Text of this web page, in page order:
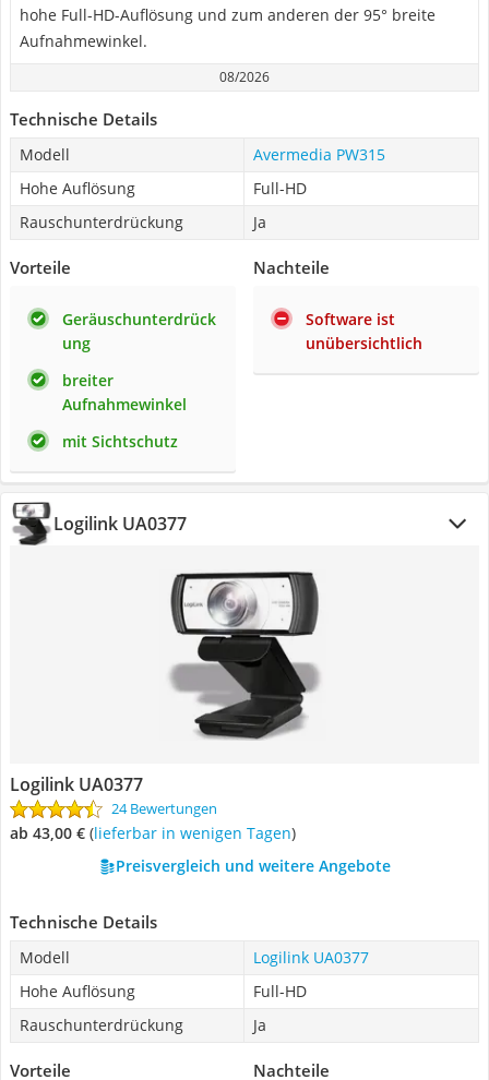
hohe Full-HD-Auflösung und zum anderen der 95° breite
Aufnahmewinkel.
08/2026
Technische Details
Modell
Avermedia PW315
Hohe Auflösung
Full-HD
Rauschunterdrückung
Ja
Vorteile
Geräuschunterdrück
ung
breiter
Aufnahmewinkel
mit Sichtschutz
Nachteile
Software ist
unübersichtlich
Logilink UA0377
Logilink UA0377
24 Bewertungen
ab 43,00 € ( Lieferbar in wenigen Tagen)
Preisvergleich und weitere Angebote
Technische Details
Modell
Logilink UA0377
Hohe Auflösung
Full-HD
Rauschunterdrückung
Ja
Vorteile Nachteile